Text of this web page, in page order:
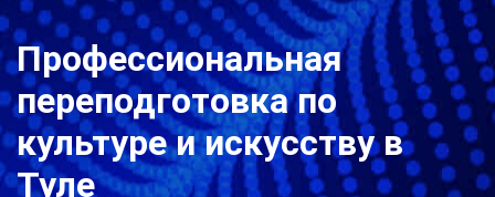
Профессиональная
переподготовка по
культуре и искусству в
Туле